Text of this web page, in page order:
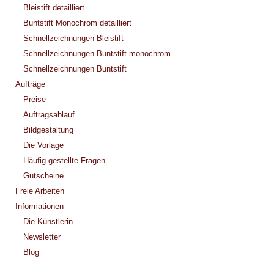
Bleistift detailliert
Buntstift Monochrom detailliert
Schnellzeichnungen Bleistift
Schnellzeichnungen Buntstift monochrom
Schnellzeichnungen Buntstift
Aufträge
Preise
Auftragsablauf
Bildgestaltung
Die Vorlage
Häufig gestellte Fragen
Gutscheine
Freie Arbeiten
Informationen
Die Künstlerin
Newsletter
Blog